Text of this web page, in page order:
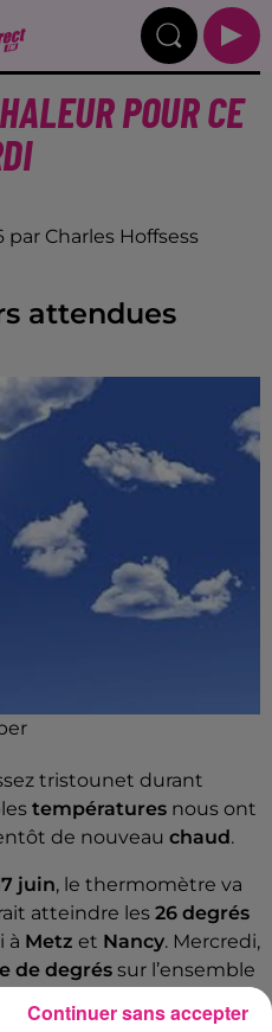
POUR CE
par Charles Hoffsess
attendues
tristounet durant
températures nous ont
de nouveau chaud.
juin, le thermomètre va
atteindre les 26 degrés
à Metz et Nancy. Mercredi,
de degrés sur l’ensemble
Continuer sans accepter